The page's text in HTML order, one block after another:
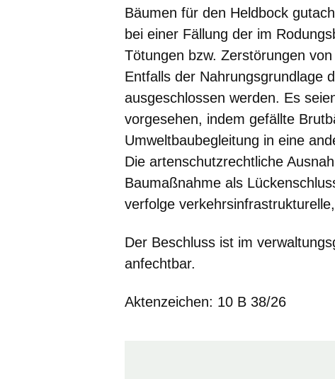
Bäumen für den Heldbock
bei einer Fällung der im
Tötungen bzw. Zerstörungen
Entfalls der Nahrungsgrundlage
ausgeschlossen werden. Es
vorgesehen, indem gefällte
Umweltbaubegleitung in eine
Die artenschutzrechtliche
Baumaßnahme als
verfolge
Der Beschluss ist im
anfechtbar.
Aktenzeichen: 10 B 38/26